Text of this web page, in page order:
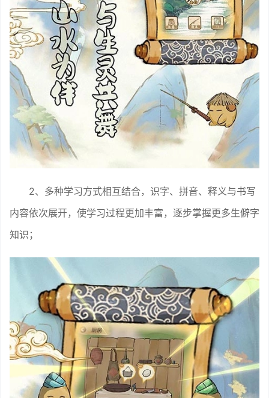
2、多种学习方式相互结合，识字、拼音、释义与书写
内容依次展开，使学习过程更加丰富，逐步掌握更多生僻字
知识；